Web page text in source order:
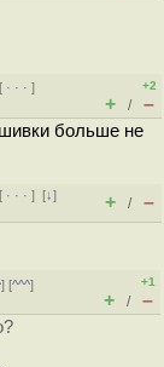
· · ·]
+2
+ / –
больше не
· · ·][↓]
+ / –
] [^^^]
+1
+ / –